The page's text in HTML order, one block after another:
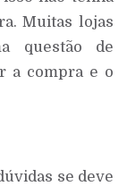
Muitas lojas
questão de
a compra e o
se deve